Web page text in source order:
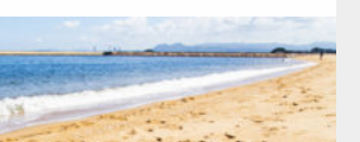
Update:2021.07.8